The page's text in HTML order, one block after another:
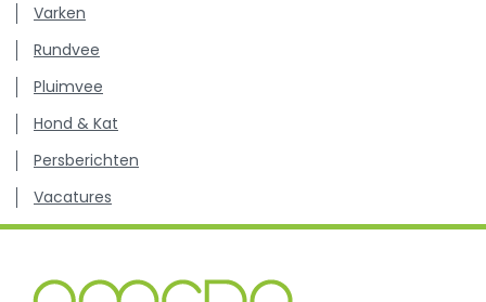
Varken
Rundvee
Pluimvee
Hond & Kat
Persberichten
Vacatures